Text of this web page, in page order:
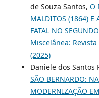
de Souza Santos, O
MALDITOS (1864) E
FATAL NO
Miscelânea:
(2025)
Daniele dos Santos
SÃO BERNARDO:
MODERNIZAÇÃO